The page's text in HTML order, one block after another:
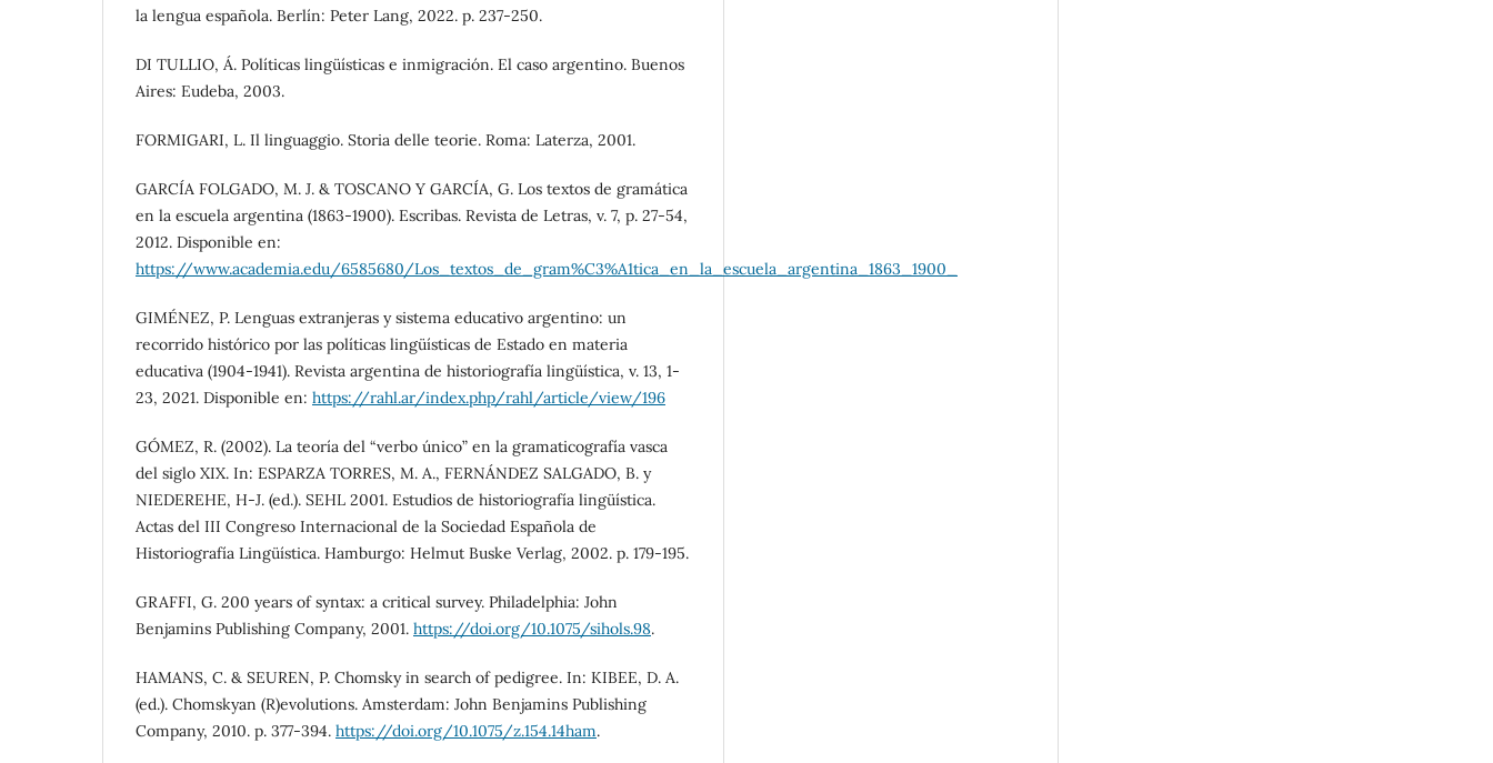
la lengua española. Berlín: Peter Lang, 2022. p. 237-250.
DI TULLIO, Á. Políticas lingüísticas e inmigración. El caso argentino. Buenos
Aires: Eudeba, 2003.
FORMIGARI, L. Il linguaggio. Storia delle teorie. Roma: Laterza, 2001.
GARCÍA FOLGADO, M. J. & TOSCANO Y GARCÍA, G. Los textos de gramática
en la escuela argentina (1863-1900). Escribas. Revista de Letras, v. 7, p. 27-54,
2012. Disponible en:
https://www.academia.edu/6585680/Los_textos_de_gram%C3%A1tica_en_la_escuela_argentina_1863_1900_
GIMÉNEZ, P. Lenguas extranjeras y sistema educativo argentino: un
recorrido histórico por las políticas lingüísticas de Estado en materia
educativa (1904-1941). Revista argentina de historiografía lingüística, v. 13, 1-
23, 2021. Disponible en: https://rahl.ar/index.php/rahl/article/view/196
GÓMEZ, R. (2002). La teoría del “verbo único” en la gramaticografía vasca
del siglo XIX. In: ESPARZA TORRES, M. A., FERNÁNDEZ SALGADO, B. y
NIEDEREHE, H-J. (ed.). SEHL 2001. Estudios de historiografía lingüística.
Actas del III Congreso Internacional de la Sociedad Española de
Historiografía Lingüística. Hamburgo: Helmut Buske Verlag, 2002. p. 179-195.
GRAFFI, G. 200 years of syntax: a critical survey. Philadelphia: John
Benjamins Publishing Company, 2001. https://doi.org/10.1075/sihols.98.
HAMANS, C. & SEUREN, P. Chomsky in search of pedigree. In: KIBEE, D. A.
(ed.). Chomskyan (R)evolutions. Amsterdam: John Benjamins Publishing
Company, 2010. p. 377-394. https://doi.org/10.1075/z.154.14ham.